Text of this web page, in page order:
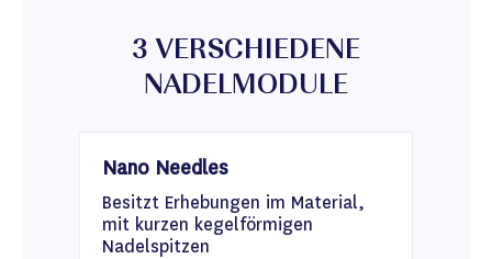
3 VERSCHIEDENE
NADELMODULE
Nano Needles
Besitzt Erhebungen im Material,
mit kurzen kegelförmigen
Nadelspitzen